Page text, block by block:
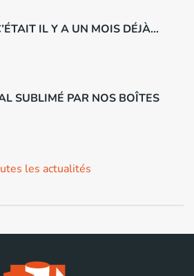
IL Y A UN MOIS DÉJÀ…
SUBLIMÉ PAR NOS BOÎTES
les actualités